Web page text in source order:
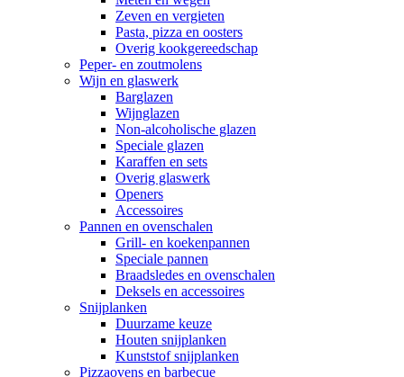
Zeven en vergieten
Pasta, pizza en oosters
Overig kookgereedschap
Peper- en zoutmolens
Wijn en glaswerk
Barglazen
Wijnglazen
Non-alcoholische glazen
Speciale glazen
Karaffen en sets
Overig glaswerk
Openers
Accessoires
Pannen en ovenschalen
Grill- en koekenpannen
Speciale pannen
Braadsledes en ovenschalen
Deksels en accessoires
Snijplanken
Duurzame keuze
Houten snijplanken
Kunststof snijplanken
Pizzaovens en barbecue